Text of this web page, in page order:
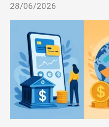
28/06/2026